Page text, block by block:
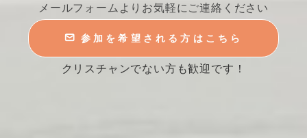
メールフォームよりお気軽にご連絡ください
参加を希望される方はこちら
クリスチャンでない方も歓迎です！